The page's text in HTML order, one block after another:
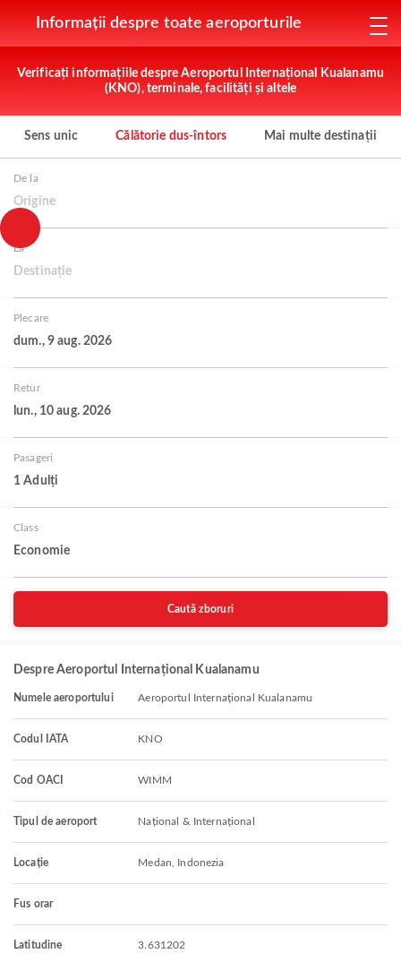
Informații despre toate aeroporturile
Verificați informațiile despre Aeroportul Internațional Kualanamu
(KNO), terminale, facilități și altele
Sens unic Călătorie dus-întors Mai multe destinații
De la
Origine
La
Destinație
Plecare
dum., 9 aug. 2026
Retur
lun., 10 aug. 2026
Pasageri
1 Adulți
Class
Economie
Caută zboruri
Despre Aeroportul Internațional Kualanamu
Numele aeroportului Aeroportul Internațional Kualanamu
Codul IATA KNO
Cod OACI WIMM
Tipul de aeroport Național & Internațional
Locație Medan, Indonezia
Fus orar
Latitudine 3.631202